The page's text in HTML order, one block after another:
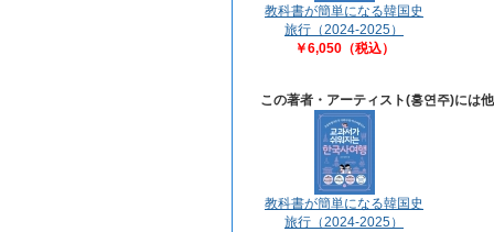
教科書が簡単になる韓国史
旅行（2024-2025）
￥6,050（税込）
この著者・アーティスト(홍연주)には
教科書が簡単になる韓国史
旅行（2024-2025）